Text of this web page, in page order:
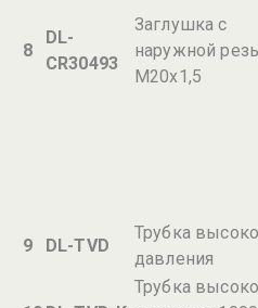
8
DL-
CR30493
Заглушка с
наружной
М20х1,5
9 DL-TVD
Трубка
давления
Трубка